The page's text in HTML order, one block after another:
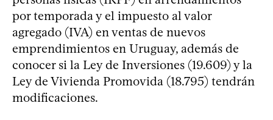
por temporada y el impuesto al valor
agregado (IVA) en ventas de nuevos
emprendimientos en Uruguay, además de
conocer si la Ley de Inversiones (19.609) y la
Ley de Vivienda Promovida (18.795) tendrán
modificaciones.